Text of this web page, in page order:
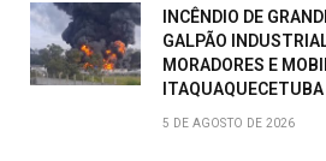
INCÊNDIO DE
GALPÃO
MORADORES E
ITAQUAQUECETUBA
5 DE AGOSTO DE 2026